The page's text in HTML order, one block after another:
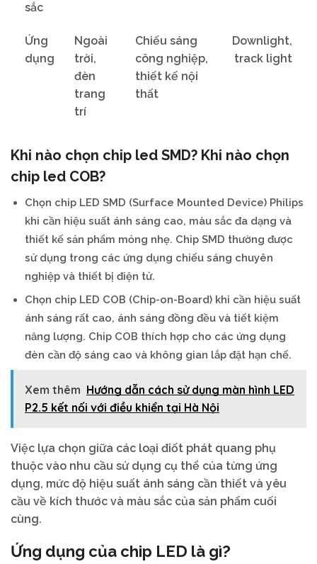
sắc
Ứng
dụng
Ngoài
trời,
đèn
trang
trí
Chiếu sáng
công nghiệp,
thiết kế nội
thất
Downlight,
track light
Khi nào chọn chip led SMD? Khi nào chọn
chip led COB?
Chọn chip LED SMD (Surface Mounted Device) Philips
khi cần hiệu suất ánh sáng cao, màu sắc đa dạng và
thiết kế sản phẩm mỏng nhẹ. Chip SMD thường được
sử dụng trong các ứng dụng chiếu sáng chuyên
nghiệp và thiết bị điện tử.
Chọn chip LED COB (Chip-on-Board) khi cần hiệu suất
ánh sáng rất cao, ánh sáng đồng đều và tiết kiệm
năng lượng. Chip COB thích hợp cho các ứng dụng
đèn cần độ sáng cao và không gian lắp đặt hạn chế.
Xem thêm Hướng dẫn cách sử dụng màn hình LED
P2.5 kết nối với điều khiển tại Hà Nội
Việc lựa chọn giữa các loại điốt phát quang phụ
thuộc vào nhu cầu sử dụng cụ thể của từng ứng
dụng, mức độ hiệu suất ánh sáng cần thiết và yêu
cầu về kích thước và màu sắc của sản phẩm cuối
cùng.
Ứng dụng của chip LED là gì?